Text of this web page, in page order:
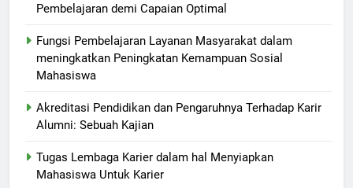
Pembelajaran demi Capaian Optimal
Fungsi Pembelajaran Layanan Masyarakat dalam
meningkatkan Peningkatan Kemampuan Sosial
Mahasiswa
Akreditasi Pendidikan dan Pengaruhnya Terhadap Karir
Alumni: Sebuah Kajian
Tugas Lembaga Karier dalam hal Menyiapkan
Mahasiswa Untuk Karier